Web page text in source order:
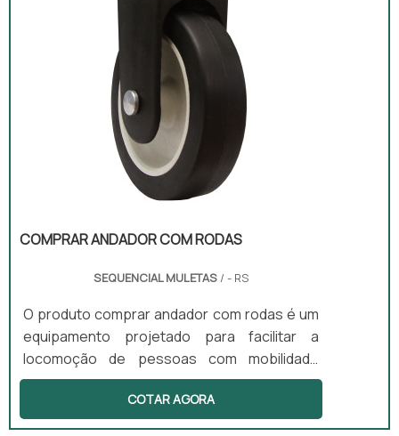
COMPRAR ANDADOR COM RODAS
SEQUENCIAL MULETAS / - RS
O produto comprar andador com rodas é um
equipamento projetado para facilitar a
locomoção de pessoas com mobilidade
reduzida, mas que ainda desejam manter um
estilo de vida ativo. Equipado com rodas
frontais ou completas, o andador permite
COTAR AGORA